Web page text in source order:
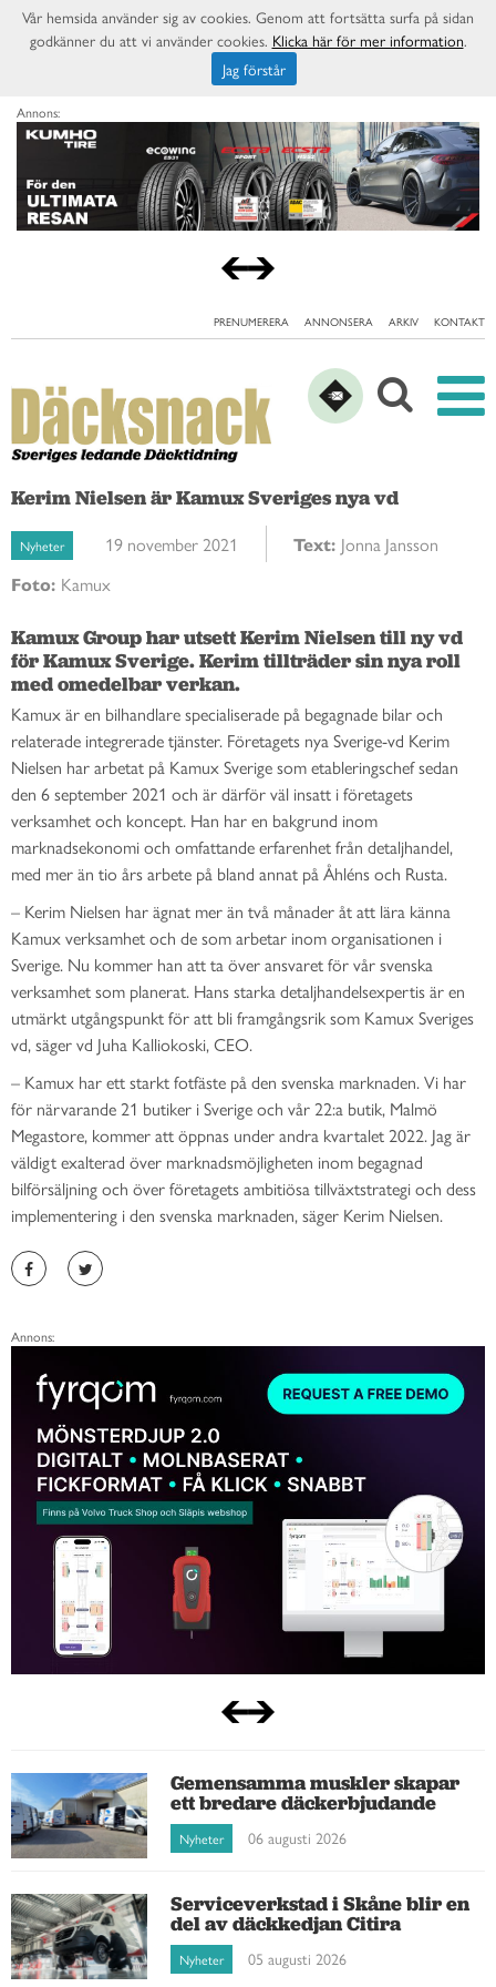
Annons:
PRENUMERERA ANNONSERA ARKIV KONTAKT
Kerim Nielsen är Kamux Sveriges nya vd
Nyheter 19 november 2021 Text: Jonna Jansson
Foto: Kamux
Kamux Group har utsett Kerim Nielsen till ny vd
för Kamux Sverige. Kerim tillträder sin nya roll
med omedelbar verkan.
Kamux är en bilhandlare specialiserade på begagnade bilar och
relaterade integrerade tjänster. Företagets nya Sverige-vd Kerim
Nielsen har arbetat på Kamux Sverige som etableringschef sedan
den 6 september 2021 och är därför väl insatt i företagets
verksamhet och koncept. Han har en bakgrund inom
marknadsekonomi och omfattande erfarenhet från detaljhandel,
med mer än tio års arbete på bland annat på Åhléns och Rusta.
– Kerim Nielsen har ägnat mer än två månader åt att lära känna
Kamux verksamhet och de som arbetar inom organisationen i
Sverige. Nu kommer han att ta över ansvaret för vår svenska
verksamhet som planerat. Hans starka detaljhandelsexpertis är en
utmärkt utgångspunkt för att bli framgångsrik som Kamux Sveriges
vd, säger vd Juha Kalliokoski, CEO.
– Kamux har ett starkt fotfäste på den svenska marknaden. Vi har
för närvarande 21 butiker i Sverige och vår 22:a butik, Malmö
Megastore, kommer att öppnas under andra kvartalet 2022. Jag är
väldigt exalterad över marknadsmöjligheten inom begagnad
bilförsäljning och över företagets ambitiösa tillväxtstrategi och dess
implementering i den svenska marknaden, säger Kerim Nielsen.
Annons:
Gemensamma muskler skapar
ett bredare däckerbjudande
Nyheter 06 augusti 2026
Serviceverkstad i Skåne blir en
del av däckkedjan Citira
Nyheter 05 augusti 2026
Vår hemsida använder sig av cookies. Genom att fortsätta surfa på sidan
godkänner du att vi använder cookies. Klicka här för mer information.
Jag förstår